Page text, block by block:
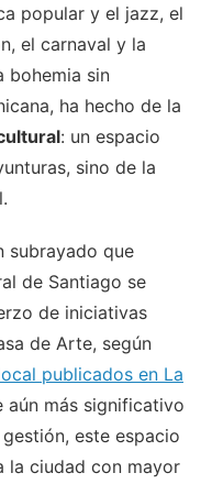
popular y el jazz, el
el carnaval y la
bohemia sin
ha hecho de la
: un espacio
sino de la
subrayado que
de Santiago se
de iniciativas
de Arte, según
publicados en La
aún más significativo
este espacio
la ciudad con mayor